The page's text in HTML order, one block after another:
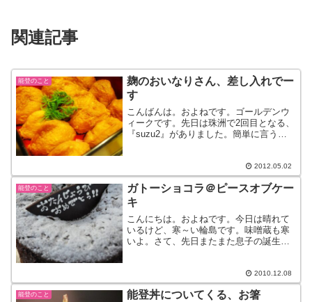
関連記事
能登のこと
麹のおいなりさん、差し入れでー
す
こんばんは。およねです。ゴールデンウ
ィークです。先日は珠洲で2回目となる、
『suzu2』がありました。簡単に言うと
な動画を。いいなー。楽しそうー。え
え、そうです。わたく...
2012.05.02
能登のこと
ガトーショコラ＠ピースオブケー
キ
こんにちは。およねです。今日は晴れて
いるけど、寒～い輪島です。味噌蔵も寒
いよ。さて、先日またまた息子の誕生日
オブケーキ】さんのケーキ。ガトーショ
コラです。完全に親セレク...
2010.12.08
能登のこと 能登丼についてくる、お箸